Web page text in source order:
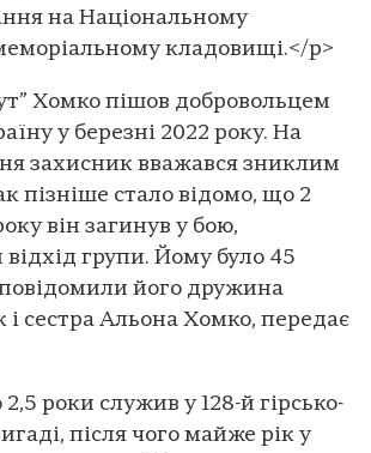
на Національному
кладовищі.</p>
Хомко пішов добровольцем
у березні 2022 року. На
захисник вважався зниклим
пізніше стало відомо, що 2
він загинув у бою,
групи. Йому було 45
його дружина
і сестра Альона Хомко, передає
роки служив у 128-й гірсько-
після чого майже рік у